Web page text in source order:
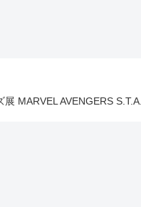
MARVEL AVENGERS